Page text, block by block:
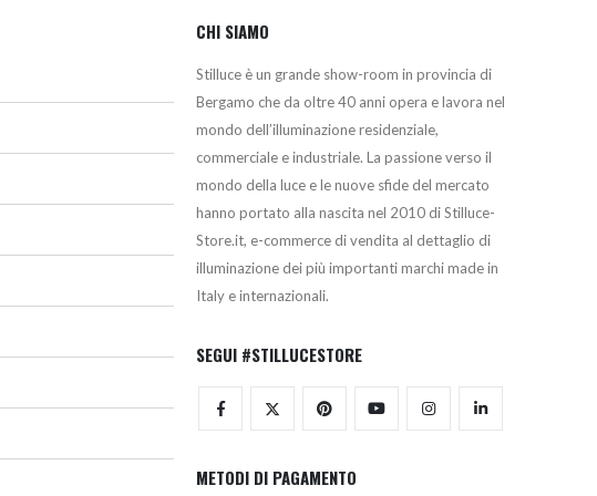
CHI SIAMO
Stilluce è un grande show-room in provincia di
Bergamo che da oltre 40 anni opera e lavora nel
mondo dell’illuminazione residenziale,
commerciale e industriale. La passione verso il
mondo della luce e le nuove sfide del mercato
hanno portato alla nascita nel 2010 di Stilluce-
Store.it, e-commerce di vendita al dettaglio di
illuminazione dei più importanti marchi made in
Italy e internazionali.
SEGUI #STILLUCESTORE
METODI DI PAGAMENTO